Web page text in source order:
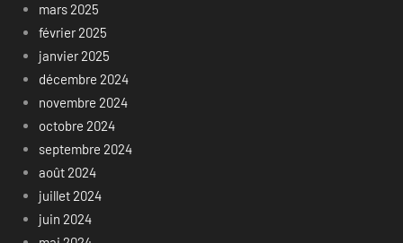
mars 2025
février 2025
janvier 2025
décembre 2024
novembre 2024
octobre 2024
septembre 2024
août 2024
juillet 2024
juin 2024